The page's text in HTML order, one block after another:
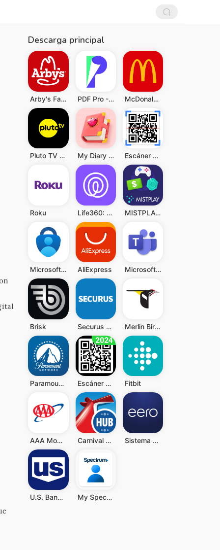
Descarga principal
Arby's Fast Food Sandwiches PDF Pro - Reader & Maker McDonald's
Pluto TV - Películas y Series My Diary - Diary With Lock Escáner de QR y Código Barras
Roku Life360: Compartir ubicación MISTPLAY: Jugar para ganar
Microsoft Authenticator AliExpress Microsoft Teams
Brisk Securus Mobile Merlin Bird ID de Cornell Lab
Paramount Network Escáner QR y Código de Barras Fitbit
AAA Mobile Carnival HUB Sistema wifi doméstico eero
U.S. Bank Mobile Banking My Spectrum